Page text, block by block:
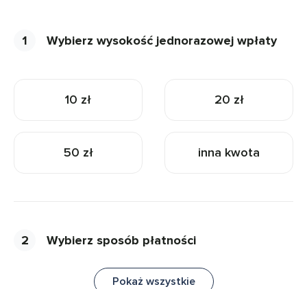
1 Wybierz wysokość jednorazowej wpłaty
10 zł 20 zł
50 zł inna kwota
2 Wybierz sposób płatności
Pokaż wszystkie